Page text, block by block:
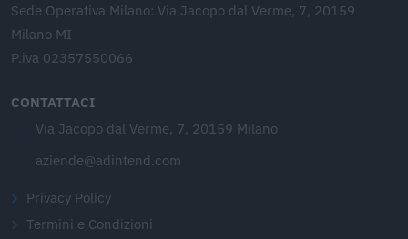
Sede Operativa Milano: Via Jacopo dal Verme, 7, 20159
Milano MI
P.iva 02357550066
CONTATTACI
Via Jacopo dal Verme, 7, 20159 Milano
aziende@adintend.com
Privacy Policy
Termini e Condizioni